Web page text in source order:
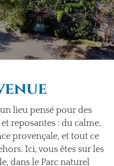
lieu pensé pour des
reposantes : du calme,
provençale, et tout ce
Ici, vous êtes sur les
, dans le Parc naturel